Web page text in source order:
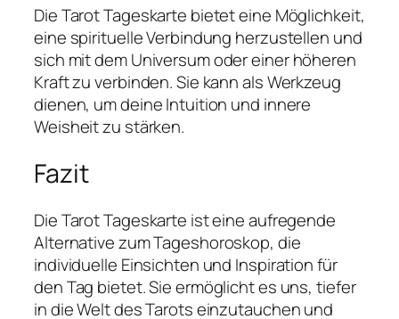
Die Tarot Tageskarte bietet eine Möglichkeit,
eine spirituelle Verbindung herzustellen und
sich mit dem Universum oder einer höheren
Kraft zu verbinden. Sie kann als Werkzeug
dienen, um deine Intuition und innere
Weisheit zu stärken.
Fazit
Die Tarot Tageskarte ist eine aufregende
Alternative zum Tageshoroskop, die
individuelle Einsichten und Inspiration für
den Tag bietet. Sie ermöglicht es uns, tiefer
in die Welt des Tarots einzutauchen und